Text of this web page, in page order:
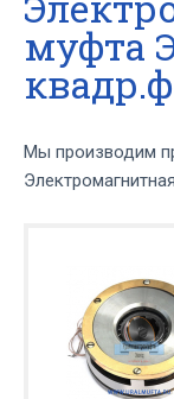
муфта
Мы производим